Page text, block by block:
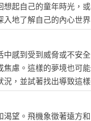
起自己的童年時光，
地了解自己的內心世界
感到受到威脅或不安
慮。這樣的夢境也可
，並試著找出導致這
望。飛機象徵著遠方